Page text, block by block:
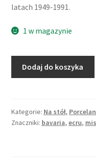
latach 1949-1991.
1 w magazynie
ecru,
Zeh
Dodaj do koszyka
Kategorie: Na stół,
Znaczniki: bavaria, ecru,